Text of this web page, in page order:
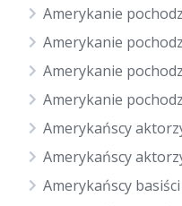
Amerykanie
Amerykanie
Amerykanie
Amerykanie
Amerykańscy
Amerykańscy
Amerykańscy